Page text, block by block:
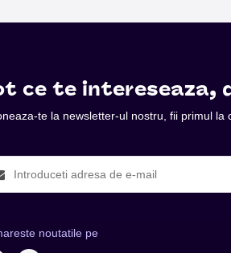
ce te intereseaza,
te la newsletter-ul nostru, fii primul la
noutatile pe